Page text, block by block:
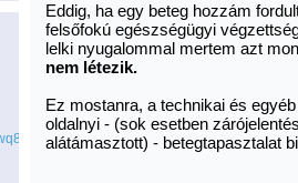
Eddig, ha egy beteg hozzám
felsőfokú egészségügyi
lelki nyugalommal mertem azt
nem létezik.
Ez mostanra, a technikai és
oldalnyi - (sok esetben
alátámasztott) - betegtapasztalat